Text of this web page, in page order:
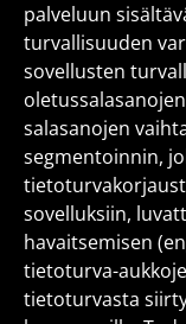
palveluun
turvallisuuden
sovellusten
salasanojen
segmentoinnin,
sovelluksiin,
havaitsemisen
tietoturva-
tietoturvasta